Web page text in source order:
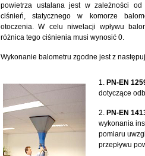
powietrza ustalana jest w zależności od
ciśnień, statycznego w komorze
otoczenia. W celu niwelacji wpływu
różnica tego ciśnienia musi wynosić 0.
Wykonanie balometru zgodne jest z
1. PN-EN
dotyczące
2. PN-EN
wykonania
pomiaru
przepływu